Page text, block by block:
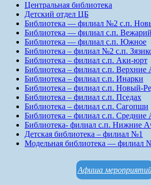
Центральная библиотека
Детский отдел ЦБ
Библиотека — филиал №2 с.п.
Библиотека — филиал с.п. Вежарий
Библиотека — филиал с.п. Южное
Библиотека – филиал №2 с.п.
Библиотека – филиал с.п. Аки-юрт
Библиотека – филиал с.п. Верхние
Библиотека – филиал с.п. Инарки
Библиотека – филиал с.п. Новый-
Библиотека – филиал с.п. Пседах
Библиотека – филиал с.п. Сагопши
Библиотека – филиал с.п. Средние
Библиотека- филиал с.п. Нижние
Детская библиотека – филиал №1
Модельная библиотека — филиал
Афиша